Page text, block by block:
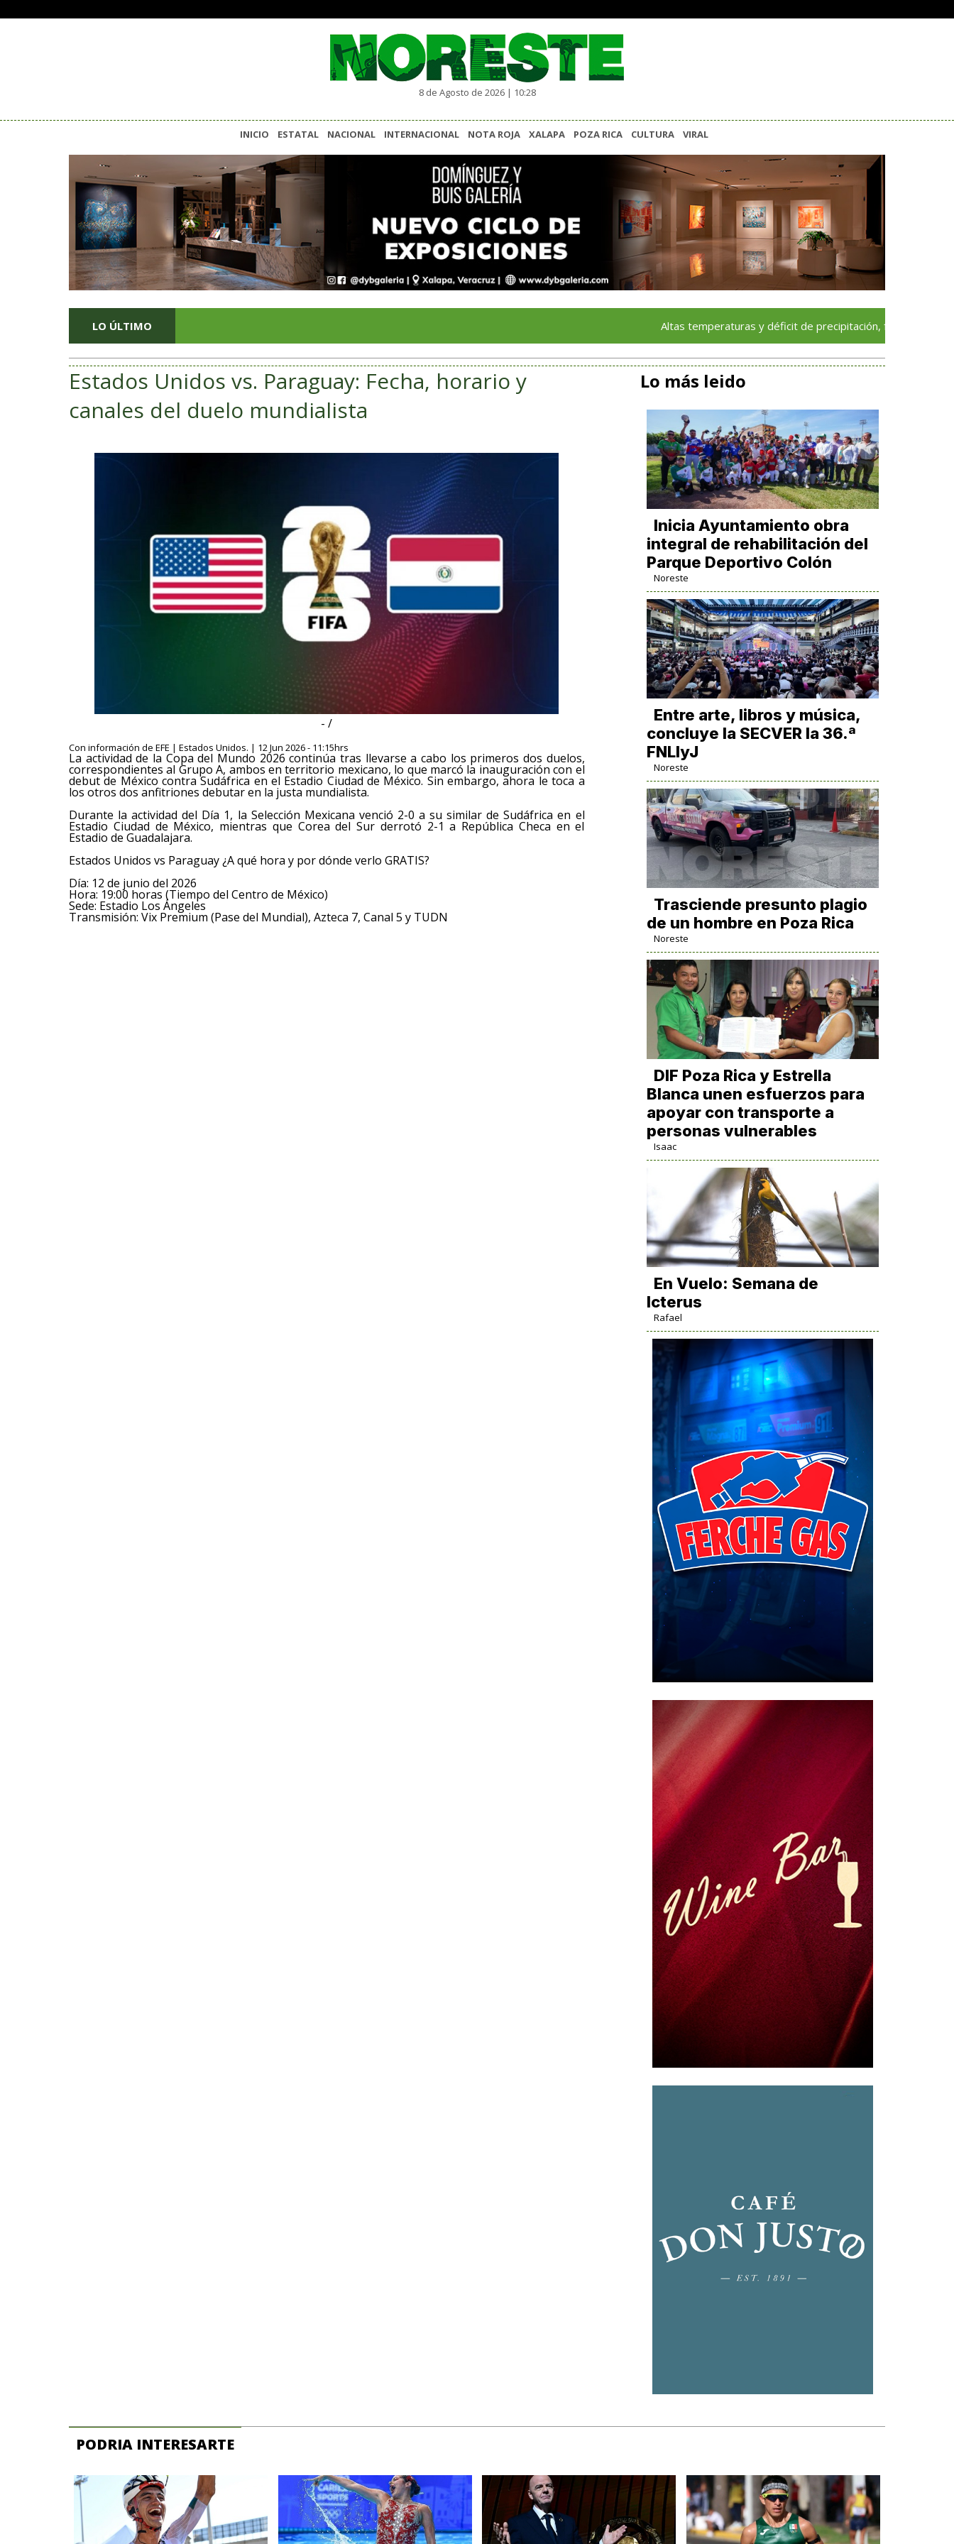
8 de Agosto de 2026 | 10:28
INICIO ESTATAL NACIONAL INTERNACIONAL NOTA ROJA XALAPA POZA RICA CULTURA VIRAL
LO ÚLTIMO Altas temperaturas y déficit de precipitación, factores asociados a
Estados Unidos vs. Paraguay: Fecha, horario y
canales del duelo mundialista
- /
Con información de EFE | Estados Unidos. | 12 Jun 2026 - 11:15hrs
La actividad de la Copa del Mundo 2026 continúa tras llevarse a cabo los primeros dos duelos,
correspondientes al Grupo A, ambos en territorio mexicano, lo que marcó la inauguración con el
debut de México contra Sudáfrica en el Estadio Ciudad de México. Sin embargo, ahora le toca a
los otros dos anfitriones debutar en la justa mundialista.
Durante la actividad del Día 1, la Selección Mexicana venció 2-0 a su similar de Sudáfrica en el
Estadio Ciudad de México, mientras que Corea del Sur derrotó 2-1 a República Checa en el
Estadio de Guadalajara.
Estados Unidos vs Paraguay ¿A qué hora y por dónde verlo GRATIS?
Día: 12 de junio del 2026
Hora: 19:00 horas (Tiempo del Centro de México)
Sede: Estadio Los Ángeles
Transmisión: Vix Premium (Pase del Mundial), Azteca 7, Canal 5 y TUDN
Lo más leido
Inicia Ayuntamiento obra
integral de rehabilitación del
Parque Deportivo Colón
Noreste
Entre arte, libros y música,
concluye la SECVER la 36.ª
FNLIyJ
Noreste
Trasciende presunto plagio
de un hombre en Poza Rica
Noreste
DIF Poza Rica y Estrella
Blanca unen esfuerzos para
apoyar con transporte a
personas vulnerables
Isaac
En Vuelo: Semana de
Icterus
Rafael
PODRIA INTERESARTE